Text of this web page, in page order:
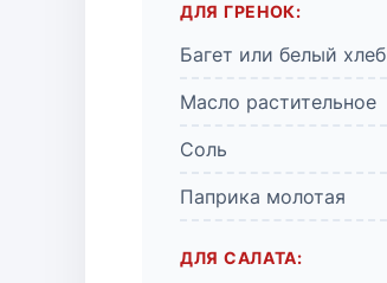
ДЛЯ ГРЕНОК:
Багет или белый хлеб
Масло растительное
Соль
Паприка молотая
ДЛЯ САЛАТА: